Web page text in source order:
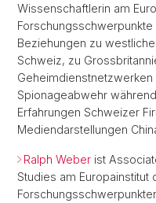
Wissenschaftlerin am
Beziehungen zu
Schweiz, zu
Spionageabwehr
Erfahrungen Schweizer
Mediendarstellungen
Ralph Weber ist
Studies am Europainstitut